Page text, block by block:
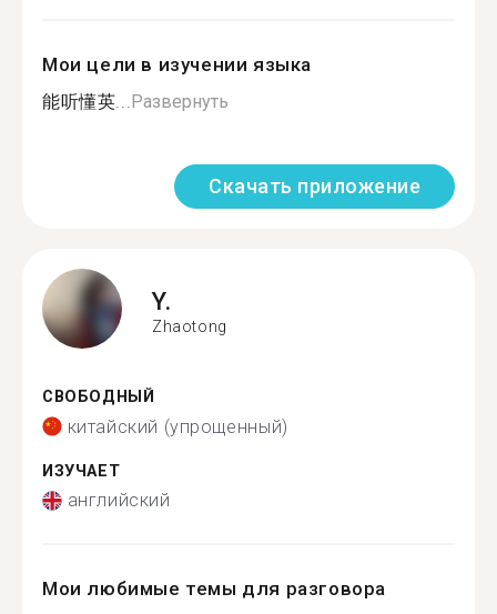
Мои цели в изучении языка
能听懂英...Развернуть
Скачать приложение
Y.
Zhaotong
СВОБОДНЫЙ
китайский (упрощенный)
ИЗУЧАЕТ
английский
Мои любимые темы для разговора